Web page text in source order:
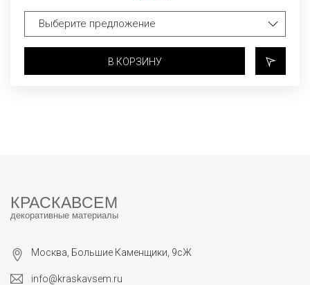
В КОРЗИНУ
КРАСКАВСЕМ
декоративные материалы
Москва, Большие Каменщики, 9сЖ
info@kraskavsem.ru